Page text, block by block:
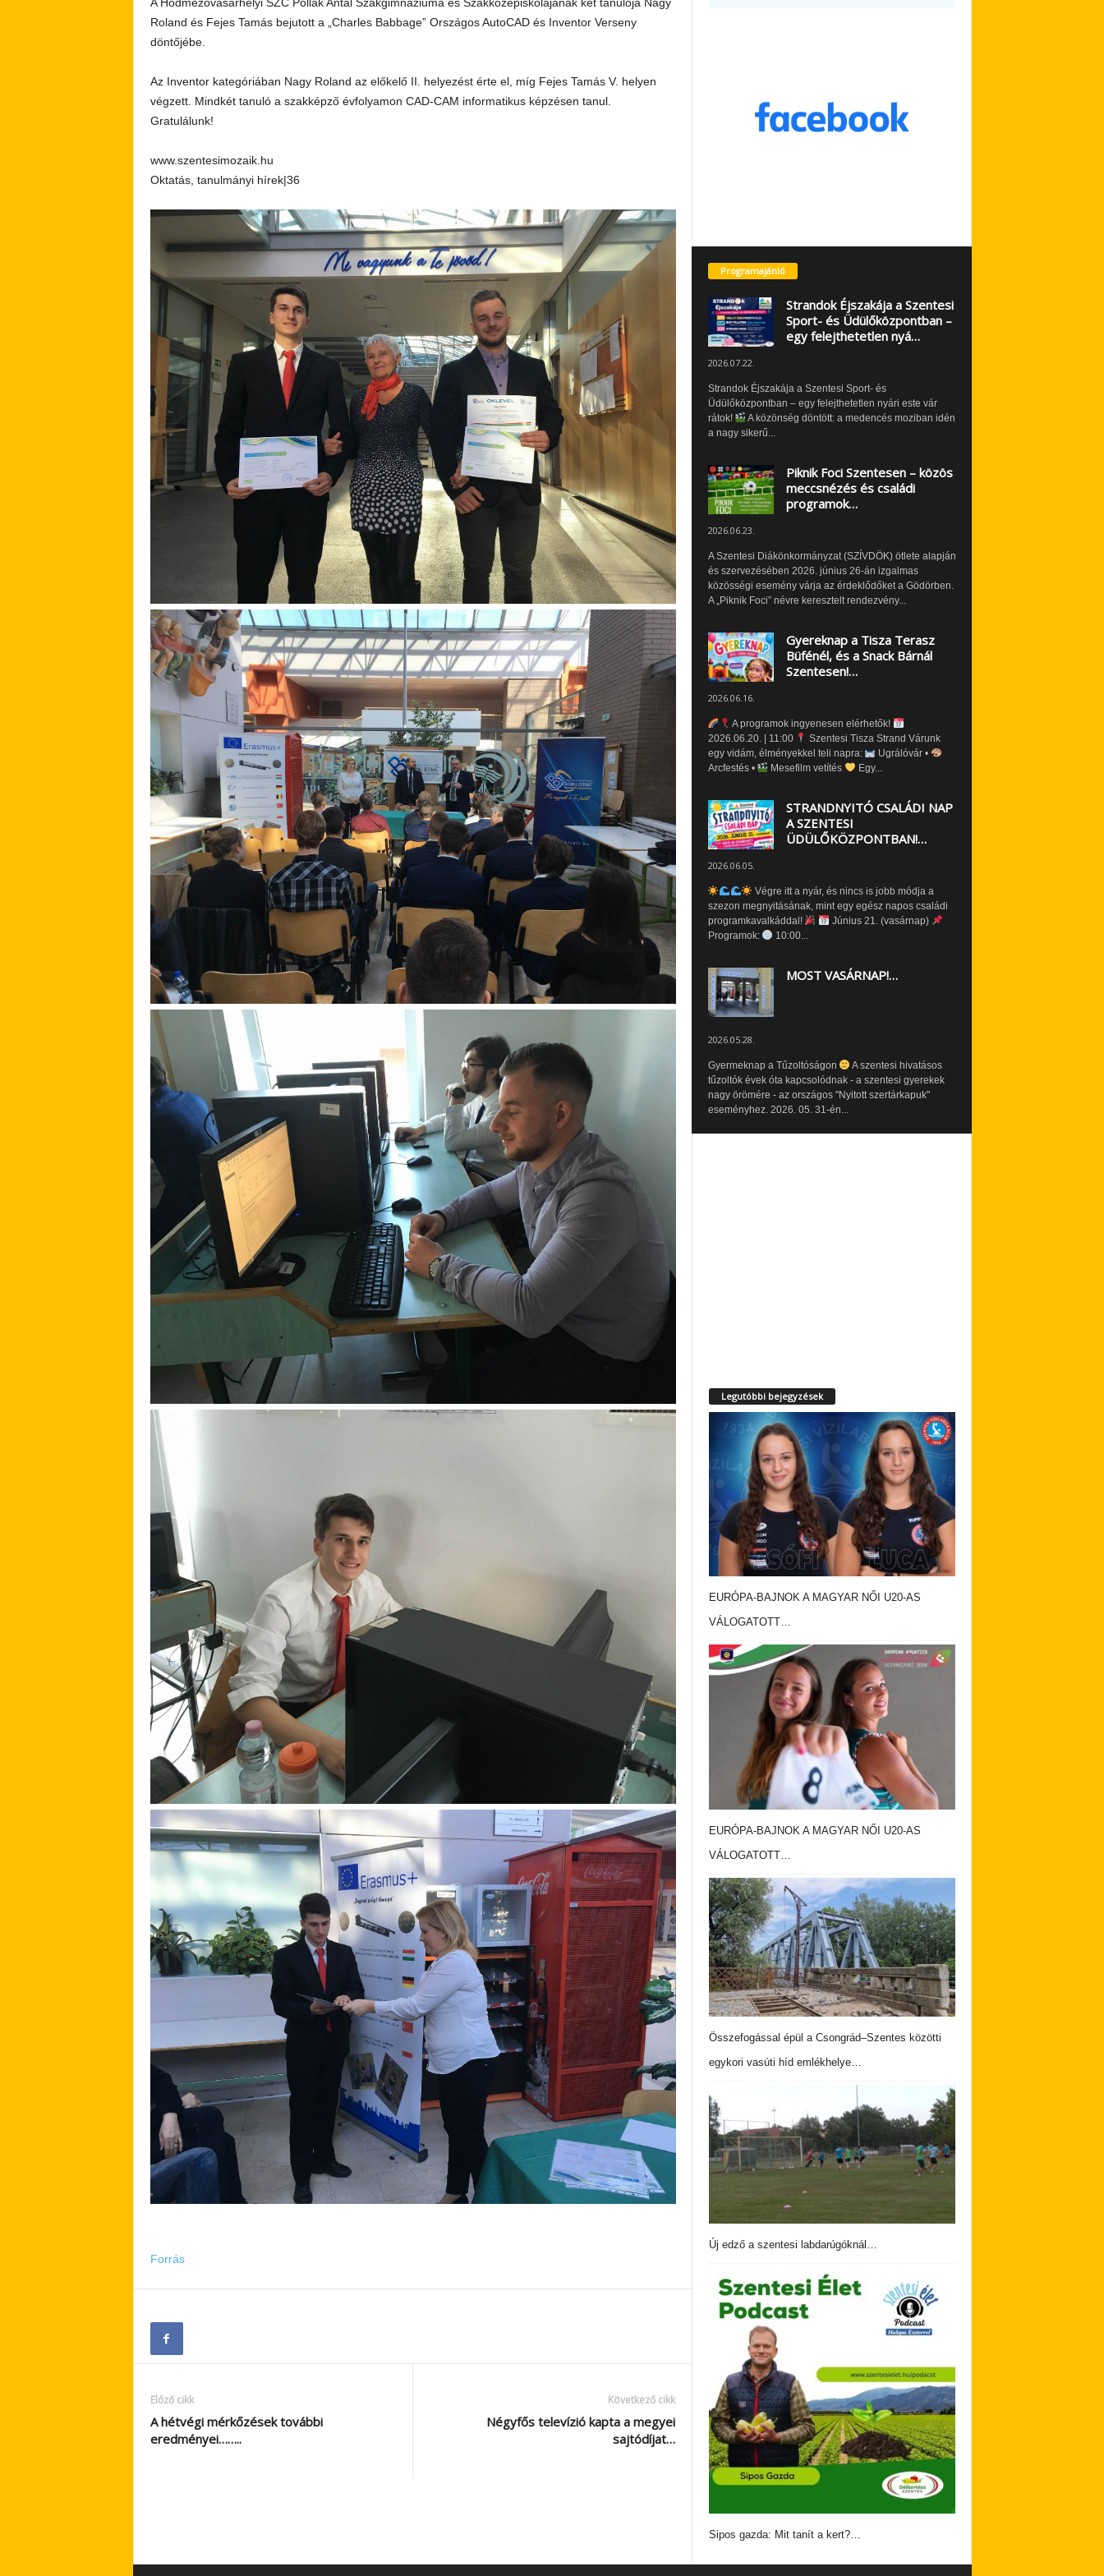
Roland és Fejes Tamás bejutott a „Charles Babbage” Országos AutoCAD és Inventor Verseny
döntőjébe.
Az Inventor kategóriában Nagy Roland az előkelő II. helyezést érte el, míg Fejes Tamás V. helyen
végzett. Mindkét tanuló a szakképző évfolyamon CAD-CAM informatikus képzésen tanul.
Gratulálunk!
www.szentesimozaik.hu
Oktatás, tanulmányi hírek|36
Forrás
Előző cikk
A hétvégi mérkőzések további
eredményei……..
Következő cikk
Négyfős televízió kapta a megyei
sajtódíjat…
Programajánló
Strandok Éjszakája a Szentesi
Sport- és Üdülőközpontban –
egy felejthetetlen nyá…
2026.07.22.
Strandok Éjszakája a Szentesi Sport- és
Üdülőközpontban – egy felejthetetlen nyári este vár
rátok!
A közönség döntött: a medencés moziban idén
a nagy sikerű...
Piknik Foci Szentesen – közös
meccsnézés és családi
programok…
2026.06.23.
A Szentesi Diákönkormányzat (SZÍVDÖK) ötlete alapján
és szervezésében 2026. június 26-án izgalmas
közösségi esemény várja az érdeklődőket a Gödörben.
A „Piknik Foci” névre keresztelt rendezvény...
Gyereknap a Tisza Terasz
Büfénél, és a Snack Bárnál
Szentesen!…
2026.06.16.
A programok ingyenesen elérhetők!
2026.06.20. | 11:00
Szentesi Tisza Strand Várunk
egy vidám, élményekkel teli napra:
Ugrálóvár •
Arcfestés •
Mesefilm vetítés Egy...
STRANDNYITÓ CSALÁDI NAP
A SZENTESI
ÜDÜLŐKÖZPONTBAN!…
2026.06.05.
Végre itt a nyár, és nincs is jobb módja a
szezon megnyitásának, mint egy egész napos családi
programkavalkáddal!
Június 21. (vasárnap)
Programok:
10:00...
MOST VASÁRNAP!…
2026.05.28.
Gyermeknap a Tűzoltóságon
A szentesi hivatásos
tűzoltók évek óta kapcsolódnak - a szentesi gyerekek
nagy örömére - az országos "Nyitott szertárkapuk"
eseményhez. 2026. 05. 31-én...
Legutóbbi bejegyzések
EURÓPA-BAJNOK A MAGYAR NŐI U20-AS
VÁLOGATOTT…
EURÓPA-BAJNOK A MAGYAR NŐI U20-AS
VÁLOGATOTT…
Összefogással épül a Csongrád–Szentes közötti
egykori vasúti híd emlékhelye…
Új edző a szentesi labdarúgóknál…
Sipos gazda: Mit tanít a kert?…